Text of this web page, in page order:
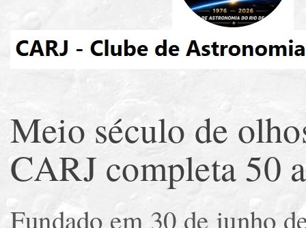
Meio século de
CARJ completa 50
Fundado em 30 de junho